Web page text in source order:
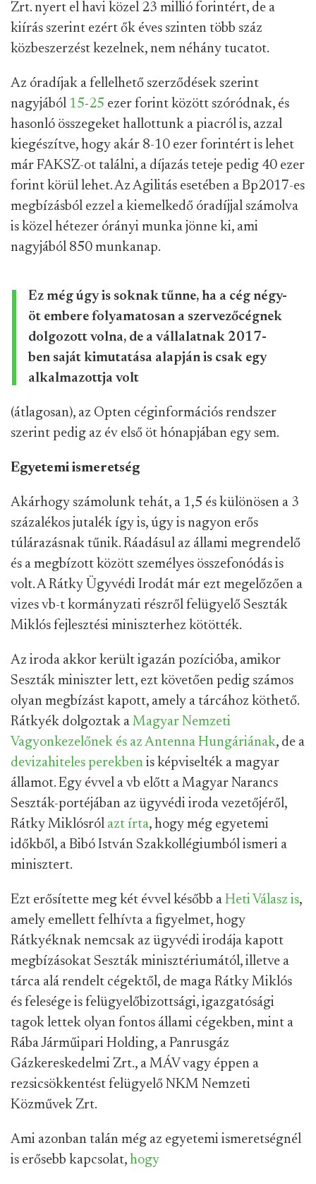
Zrt. nyert el havi közel 23 millió forintért, de a
kiírás szerint ezért ők éves szinten több száz
közbeszerzést kezelnek, nem néhány tucatot.
Az óradíjak a fellelhető szerződések szerint
nagyjából 15-25 ezer forint között szóródnak, és
hasonló összegeket hallottunk a piacról is, azzal
kiegészítve, hogy akár 8-10 ezer forintért is lehet
már FAKSZ-ot találni, a díjazás teteje pedig 40 ezer
forint körül lehet. Az Agilitás esetében a Bp2017-es
megbízásból ezzel a kiemelkedő óradíjjal számolva
is közel hétezer órányi munka jönne ki, ami
nagyjából 850 munkanap.
Ez még úgy is soknak tűnne, ha a cég négy-
öt embere folyamatosan a szervezőcégnek
dolgozott volna, de a vállalatnak 2017-
ben saját kimutatása alapján is csak egy
alkalmazottja volt
(átlagosan), az Opten céginformációs rendszer
szerint pedig az év első öt hónapjában egy sem.
Egyetemi ismeretség
Akárhogy számolunk tehát, a 1,5 és különösen a 3
százalékos jutalék így is, úgy is nagyon erős
túlárazásnak tűnik. Ráadásul az állami megrendelő
és a megbízott között személyes összefonódás is
volt. A Rátky Ügyvédi Irodát már ezt megelőzően a
vizes vb-t kormányzati részről felügyelő Seszták
Miklós fejlesztési miniszterhez kötötték.
Az iroda akkor került igazán pozícióba, amikor
Seszták miniszter lett, ezt követően pedig számos
olyan megbízást kapott, amely a tárcához köthető.
Rátkyék dolgoztak a Magyar Nemzeti
Vagyonkezelőnek és az Antenna Hungáriának, de a
devizahiteles perekben is képviselték a magyar
államot. Egy évvel a vb előtt a Magyar Narancs
Seszták-portéjában az ügyvédi iroda vezetőjéről,
Rátky Miklósról azt írta, hogy még egyetemi
időkből, a Bibó István Szakkollégiumból ismeri a
minisztert.
Ezt erősítette meg két évvel később a Heti Válasz is,
amely emellett felhívta a figyelmet, hogy
Rátkyéknak nemcsak az ügyvédi irodája kapott
megbízásokat Seszták minisztériumától, illetve a
tárca alá rendelt cégektől, de maga Rátky Miklós
és felesége is felügyelőbizottsági, igazgatósági
tagok lettek olyan fontos állami cégekben, mint a
Rába Járműipari Holding, a Panrusgáz
Gázkereskedelmi Zrt., a MÁV vagy éppen a
rezsicsökkentést felügyelő NKM Nemzeti
Közművek Zrt.
Ami azonban talán még az egyetemi ismeretségnél
is erősebb kapcsolat, hogy